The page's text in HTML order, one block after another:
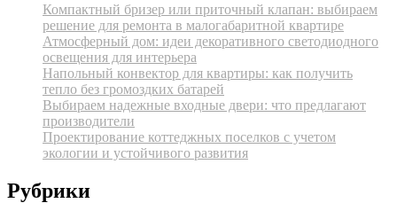
Компактный бризер или приточный клапан: выбираем
решение для ремонта в малогабаритной квартире
Атмосферный дом: идеи декоративного светодиодного
освещения для интерьера
Напольный конвектор для квартиры: как получить
тепло без громоздких батарей
Выбираем надежные входные двери: что предлагают
производители
Проектирование коттеджных поселков с учетом
экологии и устойчивого развития
Рубрики